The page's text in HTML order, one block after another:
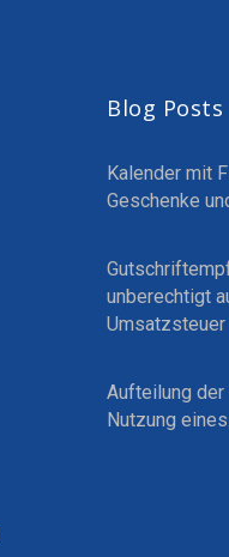
Blog Posts
Kalender mit
Geschenke
unberechtigt
Umsatzsteuer
Aufteilung
Nutzung